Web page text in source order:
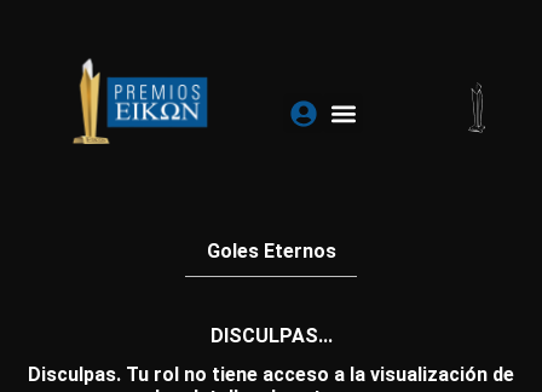
contenido
Goles Eternos
DISCULPAS...
Disculpas. Tu rol no tiene acceso a la visualización de